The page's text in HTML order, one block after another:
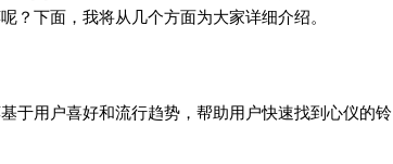
？下面，我将从几个方面为大家详细介绍。
于用户喜好和流行趋势，帮助用户快速找到心仪的铃